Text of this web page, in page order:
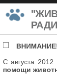
С августа 2012
помощи